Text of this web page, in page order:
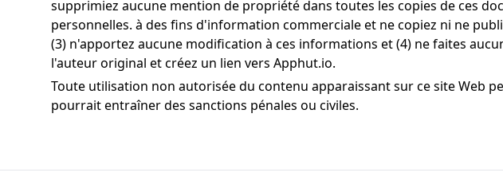
supprimiez aucune mention de propriété dans toutes les copies de ces
personnelles. à des fins d'information commerciale et ne copiez ni ne
(3) n'apportez aucune modification à ces informations et (4) ne faites
l'auteur original et créez un lien vers Apphut.io.
Toute utilisation non autorisée du contenu apparaissant sur ce site Web
pourrait entraîner des sanctions pénales ou civiles.